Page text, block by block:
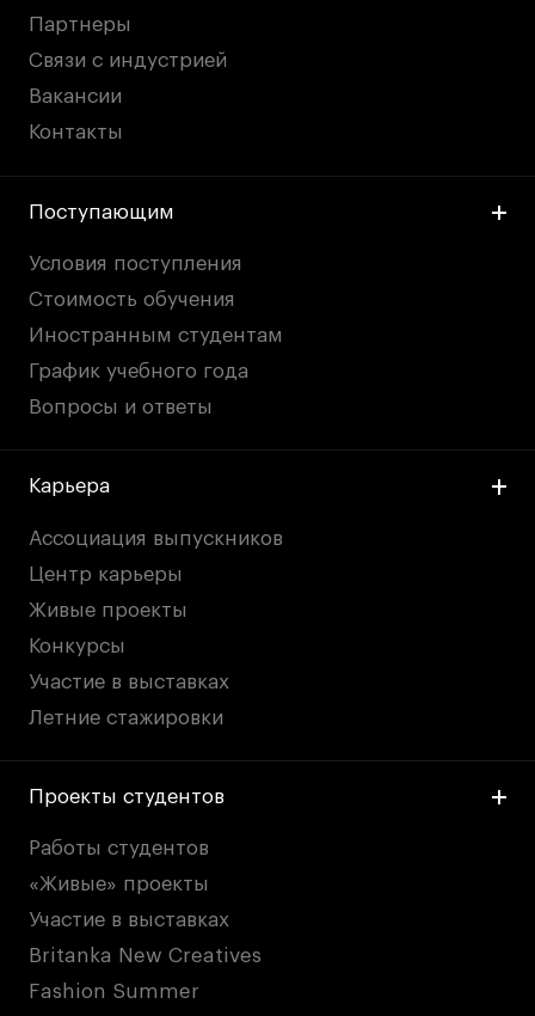
Партнеры
Связи с индустрией
Вакансии
Контакты
Поступающим
Условия поступления
Стоимость обучения
Иностранным студентам
График учебного года
Вопросы и ответы
Карьера
Ассоциация выпускников
Центр карьеры
Живые проекты
Конкурсы
Участие в выставках
Летние стажировки
Проекты студентов
Работы студентов
«Живые» проекты
Участие в выставках
Britanka New Creatives
Fashion Summer